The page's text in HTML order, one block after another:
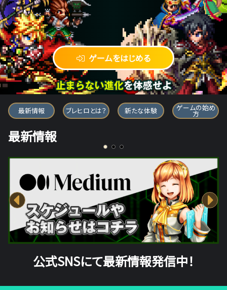
ゲームをはじめる
ブレイブ フロンティア ヒーローズ
最新情報 ブレヒロとは？ 新たな体験 ゲームの始め
方
最新情報
公式SNSにて最新情報発信中！